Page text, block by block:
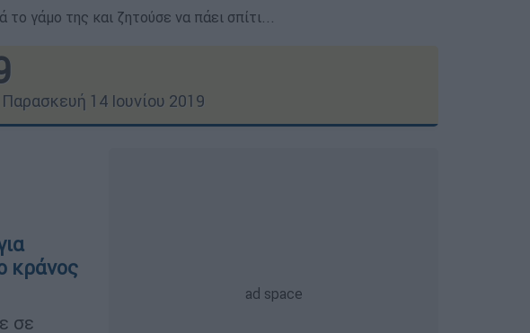
γάμο της και ζητούσε να πάει σπίτι...
14 Ιουνίου 2019
κράνος
σε